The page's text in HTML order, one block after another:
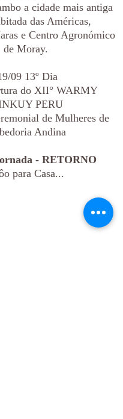
a cidade mais antiga
das Américas,
e Centro Agronómico
de Moray.
09 13º Dia
do XII° WARMY
PERU
de Mulheres de
Andina
- RETORNO
para Casa...